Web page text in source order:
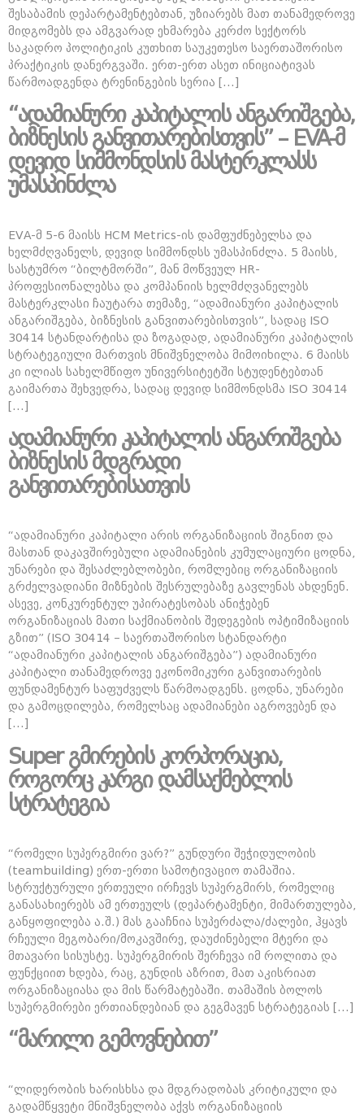
შესაბამის დეპარტამენტებთან, უზიარებს მათ თანამედროვე
მიდგომებს და ამგვარად ეხმარება კერძო სექტორს
საკადრო პოლიტიკის კუთხით საუკეთესო საერთაშორისო
პრაქტიკის დანერგვაში. ერთ-ერთ ასეთ ინიციატივას
წარმოადგენდა ტრენინგების სერია […]
“ადამიანური კაპიტალის ანგარიშგება,
ბიზნესის განვითარებისთვის” – EVA-მ
დევიდ სიმმონდსის მასტერკლასს
უმასპინძლა
EVA-მ 5-6 მაისს HCM Metrics-ის დამფუძნებელსა და
ხელმძღვანელს, დევიდ სიმმონდსს უმასპინძლა. 5 მაისს,
სასტუმრო “ბილტმორში”, მან მოწვეულ HR-
პროფესიონალებსა და კომპანიის ხელმძღვანელებს
მასტერკლასი ჩაუტარა თემაზე, “ადამიანური კაპიტალის
ანგარიშგება, ბიზნესის განვითარებისთვის”, სადაც ISO
30414 სტანდარტისა და ზოგადად, ადამიანური კაპიტალის
სტრატეგიული მართვის მნიშვნელობა მიმოიხილა. 6 მაისს
კი ილიას სახელმწიფო უნივერსიტეტში სტუდენტებთან
გაიმართა შეხვედრა, სადაც დევიდ სიმმონდსმა ISO 30414
[…]
ადამიანური კაპიტალის ანგარიშგება
ბიზნესის მდგრადი
განვითარებისათვის
“ადამიანური კაპიტალი არის ორგანიზაციის შიგნით და
მასთან დაკავშირებული ადამიანების კუმულაციური ცოდნა,
უნარები და შესაძლებლობები, რომლებიც ორგანიზაციის
გრძელვადიანი მიზნების შესრულებაზე გავლენას ახდენენ.
ასევე, კონკურენტულ უპირატესობას ანიჭებენ
ორგანიზაციას მათი საქმიანობის შედეგების ოპტიმიზაციის
გზით” (ISO 30414 – საერთაშორისო სტანდარტი
“ადამიანური კაპიტალის ანგარიშგება”) ადამიანური
კაპიტალი თანამედროვე ეკონომიკური განვითარების
ფუნდამენტურ საფუძველს წარმოადგენს. ცოდნა, უნარები
და გამოცდილება, რომელსაც ადამიანები აგროვებენ და
[…]
Super გმირების კორპორაცია,
როგორც კარგი დამსაქმებლის
სტრატეგია
“რომელი სუპერგმირი ვარ?” გუნდური შეჭიდულობის
(teambuilding) ერთ-ერთი სამოტივაციო თამაშია.
სტრუქტურული ერთეული ირჩევს სუპერგმირს, რომელიც
განასახიერებს ამ ერთეულს (დეპარტამენტი, მიმართულება,
განყოფილება ა.შ.) მას გააჩნია სუპერძალა/ძალები, ჰყავს
რჩეული მეგობარი/მოკავშირე, დაუძინებელი მტერი და
მთავარი სისუსტე. სუპერგმირის შერჩევა იმ როლითა და
ფუნქციით ხდება, რაც, გუნდის აზრით, მათ აკისრიათ
ორგანიზაციასა და მის წარმატებაში. თამაშის ბოლოს
სუპერგმირები ერთიანდებიან და გეგმავენ სტრატეგიას […]
“მარილი გემოვნებით”
“ლიდერობის ხარისხსა და მდგრადობას კრიტიკული და
გადამწყვეტი მნიშვნელობა აქვს ორგანიზაციის